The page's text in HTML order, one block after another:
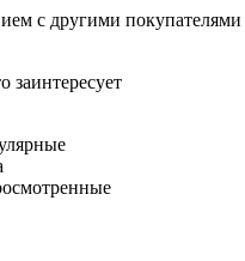
с другими покупателями
заинтересует